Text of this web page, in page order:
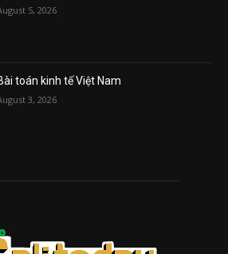
5, 2026
toán kinh tế Việt Nam
3, 2026